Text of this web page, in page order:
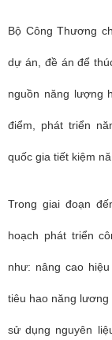
Bộ Công Thương
dự án, đề án để
nguồn năng lượng
điểm, phát triển
quốc gia tiết kiệm
Trong giai đoạn
hoạch phát triển
như: nâng cao
tiêu hao năng
sử dụng nguyên